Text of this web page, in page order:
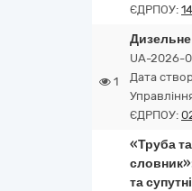
ЄДРПОУ:
1
UA-2026-
Дата
ЄДРПОУ:
«Труба
та